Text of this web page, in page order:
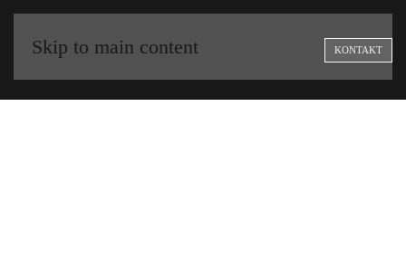
Skip to main content KONTAKT